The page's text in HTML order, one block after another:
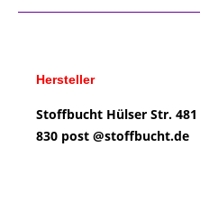
Hersteller
Stoffbucht Hülser Str. 481
830 post @stoffbucht.de